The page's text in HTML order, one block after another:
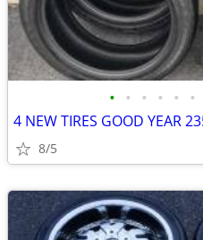
• • • • • •
4 NEW TIRES GOOD YEAR
8/5